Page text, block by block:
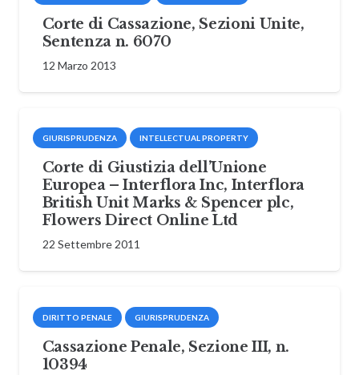
Corte di Cassazione, Sezioni Unite,
Sentenza n. 6070
12 Marzo 2013
GIURISPRUDENZA INTELLECTUAL PROPERTY
Corte di Giustizia dell’Unione
Europea – Interflora Inc, Interflora
British Unit Marks & Spencer plc,
Flowers Direct Online Ltd
22 Settembre 2011
DIRITTO PENALE GIURISPRUDENZA
Cassazione Penale, Sezione III, n.
10394